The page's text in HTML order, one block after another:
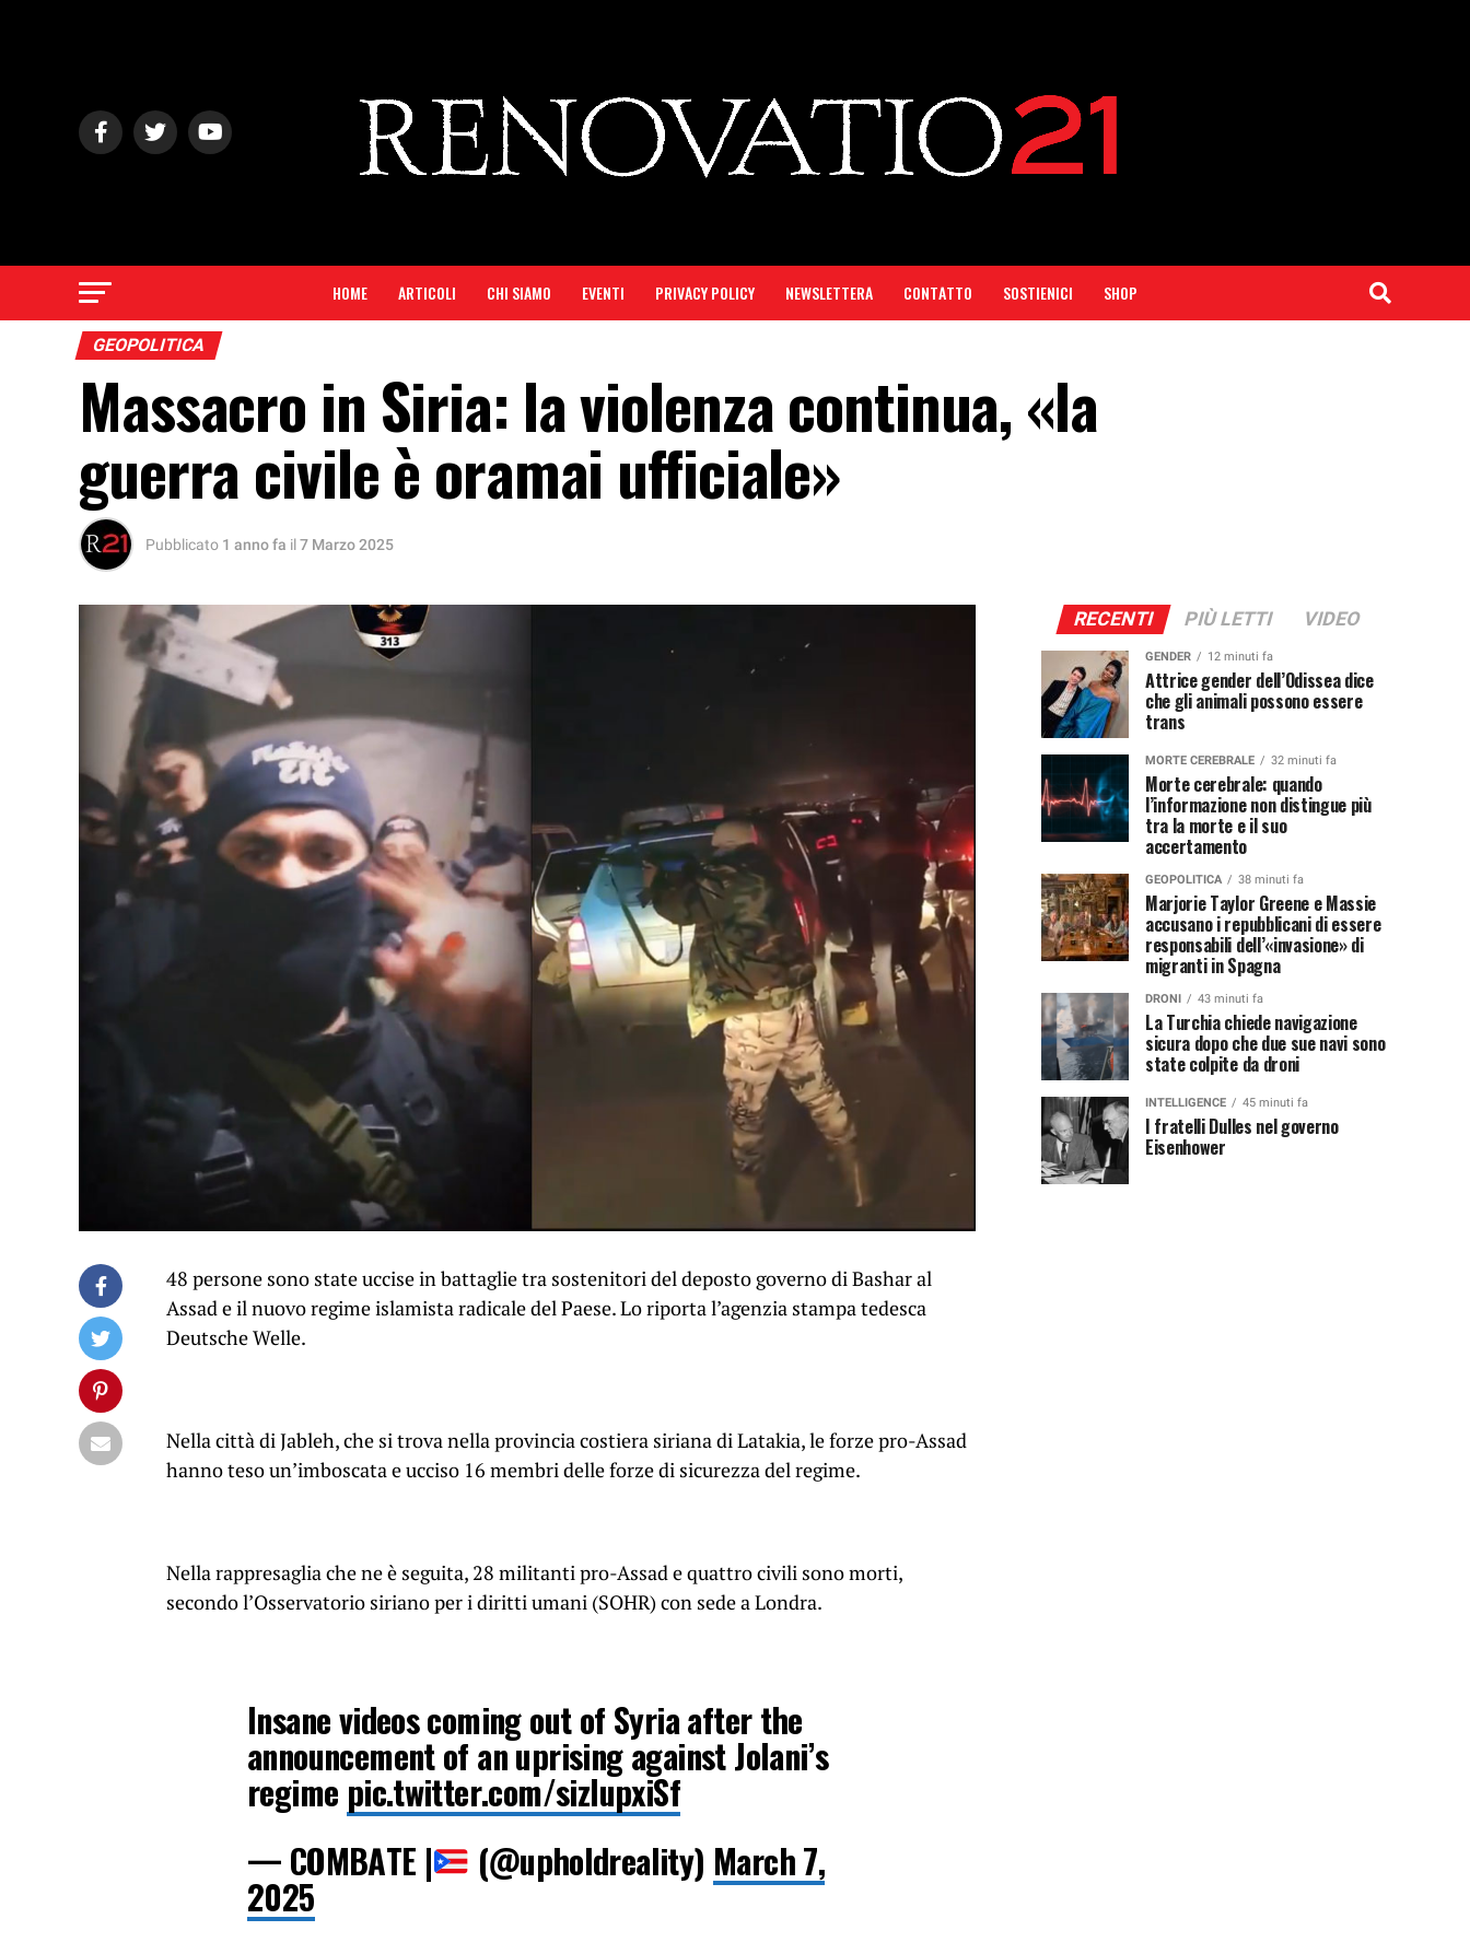
HOME ARTICOLI CHI SIAMO EVENTI PRIVACY POLICY NEWSLETTERA CONTATTO SOSTIENICI SHOP
GEOPOLITICA
Massacro in Siria: la violenza continua, «la
guerra civile è oramai ufficiale»
Pubblicato 1 anno fa il7 Marzo 2025
48 persone sono state uccise in battaglie tra sostenitori del deposto governo di Bashar al
Assad e il nuovo regime islamista radicale del Paese. Lo riporta l’agenzia stampa tedesca
Deutsche Welle.
Nella città di Jableh, che si trova nella provincia costiera siriana di Latakia, le forze pro-Assad
hanno teso un’imboscata e ucciso 16 membri delle forze di sicurezza del regime.
Nella rappresaglia che ne è seguita, 28 militanti pro-Assad e quattro civili sono morti,
secondo l’Osservatorio siriano per i diritti umani (SOHR) con sede a Londra.
Insane videos coming out of Syria after the
announcement of an uprising against Jolani’s
regime pic.twitter.com/sizIupxiSf
— COMBATE |
(@upholdreality) March 7,
2025
RECENTI PIÙ LETTI VIDEO
GENDER 12 minuti fa
Attrice gender dell’Odissea dice
che gli animali possono essere
trans
MORTE CEREBRALE 32 minuti fa
Morte cerebrale: quando
l’informazione non distingue più
tra la morte e il suo
accertamento
GEOPOLITICA 38 minuti fa
Marjorie Taylor Greene e Massie
accusano i repubblicani di essere
responsabili dell’«invasione» di
migranti in Spagna
DRONI 43 minuti fa
La Turchia chiede navigazione
sicura dopo che due sue navi sono
state colpite da droni
INTELLIGENCE 45 minuti fa
I fratelli Dulles nel governo
Eisenhower